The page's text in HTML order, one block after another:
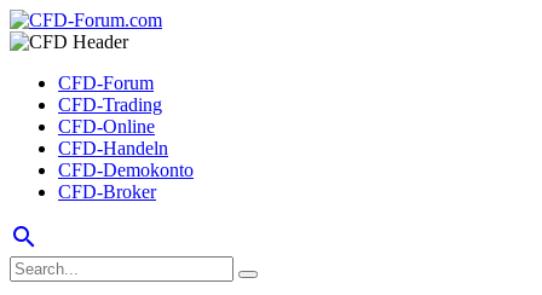
CFD-Forum
CFD-Trading
CFD-Online
CFD-Handeln
CFD-Demokonto
CFD-Broker
search